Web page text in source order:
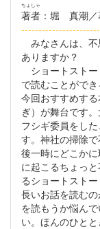
著者
ちょしゃ
：堀 真潮／
みなさんは、不
ありますか？
ショートストー
で読むことができ
今回おすすめす
ぎ）が舞台です
フシギ委員をし
す。神社の掃除
後一時にどこか
に起こるちょっ
るショートストー
長いお話を読む
を読もうか悩ん
い。ほんのひと